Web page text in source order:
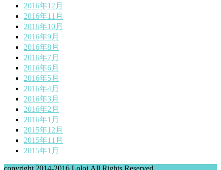
2016年12月
2016年11月
2016年10月
2016年9月
2016年8月
2016年7月
2016年6月
2016年5月
2016年4月
2016年3月
2016年2月
2016年1月
2015年12月
2015年11月
2015年1月
copyright 2014-2016 Loloi.All Rights Reserved.